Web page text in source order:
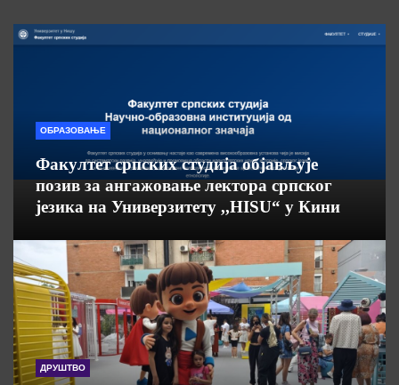
ОБРАЗОВАЊЕ
Факултет српских студија објављује
позив за ангажовање лектора српског
језика на Универзитету ,,HISU“ у Кини
ДРУШТВО